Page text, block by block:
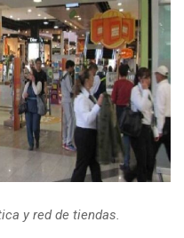
y red de tiendas.